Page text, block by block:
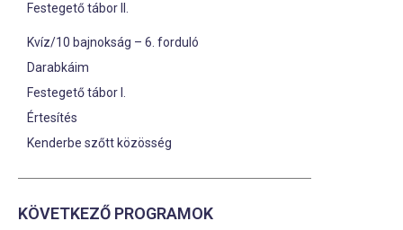
Festegető tábor II.
Kvíz/10 bajnokság – 6. forduló
Darabkáim
Festegető tábor I.
Értesítés
Kenderbe szőtt közösség
KÖVETKEZŐ PROGRAMOK